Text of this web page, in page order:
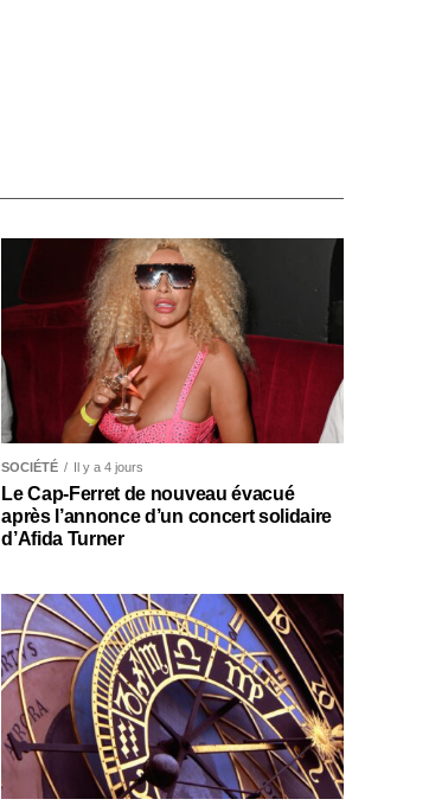
SOCIÉTÉ Il y a 4 jours
Le Cap-Ferret de nouveau évacué
après l’annonce d’un concert solidaire
d’Afida Turner